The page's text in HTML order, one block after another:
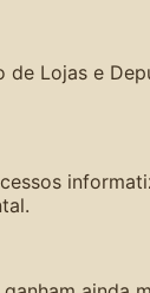
de Lojas e